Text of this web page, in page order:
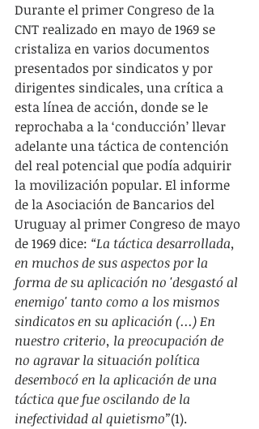
Durante el primer Congreso de la
CNT realizado en mayo de 1969 se
cristaliza en varios documentos
presentados por sindicatos y por
dirigentes sindicales, una crítica a
esta línea de acción, donde se le
reprochaba a la ‘conducción’ llevar
adelante una táctica de contención
del real potencial que podía adquirir
la movilización popular. El informe
de la Asociación de Bancarios del
Uruguay al primer Congreso de mayo
de 1969 dice: “La táctica desarrollada,
en muchos de sus aspectos por la
forma de su aplicación no 'desgastó al
enemigo' tanto como a los mismos
sindicatos en su aplicación (...) En
nuestro criterio, la preocupación de
no agravar la situación política
desembocó en la aplicación de una
táctica que fue oscilando de la
inefectividad al quietismo”(1).